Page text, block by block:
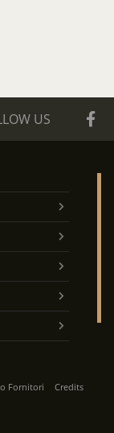
US
Fornitori
Credits